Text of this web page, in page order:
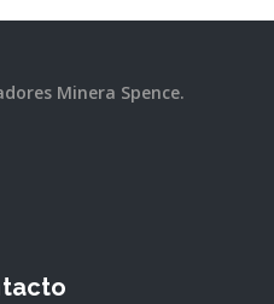
Minera Spence.